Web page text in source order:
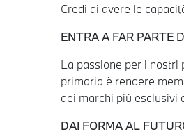
Credi di avere le
ENTRA A FAR PARTE
La passione per i nostri
primaria è rendere
dei marchi più esclusivi
DAI FORMA AL